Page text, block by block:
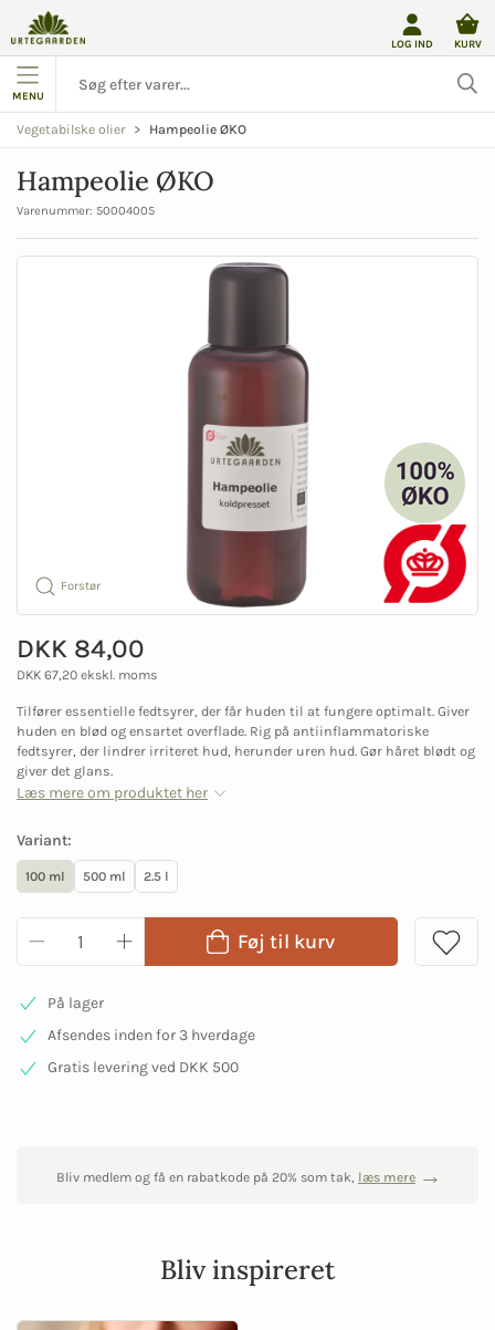
LOG IND KURV
MENU
Vegetabilske olier Hampeolie ØKO
Hampeolie ØKO
Varenummer: 50004005
Forstør
DKK 84,00
DKK 67,20 ekskl. moms
Tilfører essentielle fedtsyrer, der får huden til at fungere optimalt. Giver
huden en blød og ensartet overflade. Rig på antiinflammatoriske
fedtsyrer, der lindrer irriteret hud, herunder uren hud. Gør håret blødt og
giver det glans.
Læs mere om produktet her
Variant:
100 ml 500 ml 2.5 l
Føj til kurv
På lager
Afsendes inden for 3 hverdage
Gratis levering ved DKK 500
Bliv medlem og få en rabatkode på 20% som tak, læs mere
Bliv inspireret